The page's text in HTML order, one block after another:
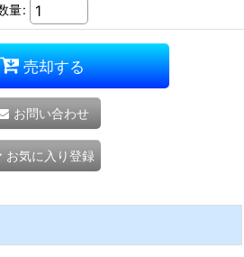
量:
売却する
お問い合わせ
お気に入り登録